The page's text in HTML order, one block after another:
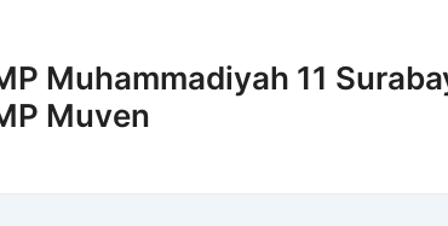
Muhammadiyah 11
Muven